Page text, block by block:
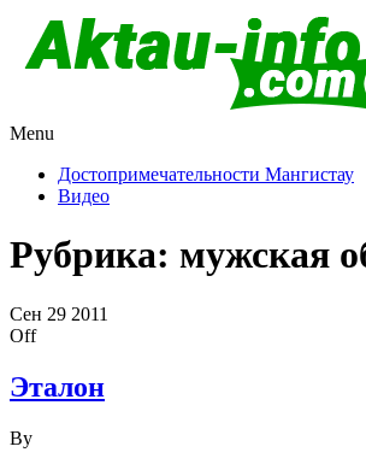
Казахстан
Menu
Достопримечательности Мангистау
Видео
Рубрика: мужская
Сен 29 2011
Off
Эталон
By